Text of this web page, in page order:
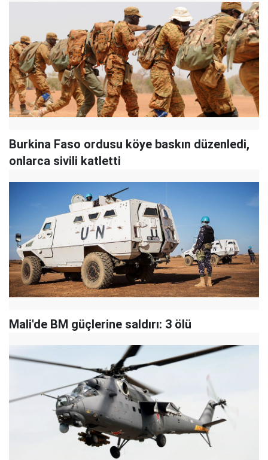
Burkina Faso ordusu köye baskın düzenledi,
onlarca sivili katletti
Mali'de BM güçlerine saldırı: 3 ölü